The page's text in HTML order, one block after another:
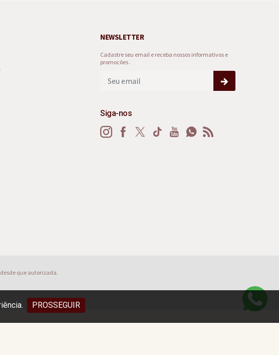
PROSSEGUIR
NEWSLETTER
Cadastre seu email e receba nossos informativos e
promocões .
Siga-nos
que autorizada.